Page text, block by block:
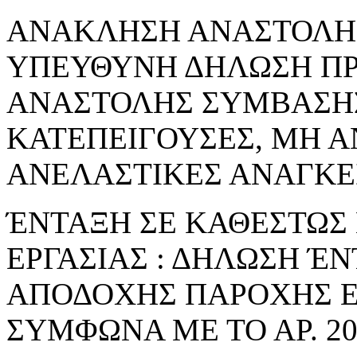
ΑΝΑΚΛΗΣΗ
ΥΠΕΥΘΥΝΗ ΔΗΛΩΣΗ
ΑΝΑΣΤΟΛΗΣ
ΚΑΤΕΠΕΙΓΟΥΣΕΣ, ΜΗ
ΑΝΕΛΑΣΤΙΚΕΣ
ΈΝΤΑΞΗ ΣΕ
ΕΡΓΑΣΙΑΣ : ΔΗΛΩΣΗ
ΑΠΟΔΟΧΗΣ ΠΑΡΟΧΗΣ
ΣΥΜΦΩΝΑ ΜΕ ΤΟ ΑΡ.